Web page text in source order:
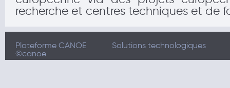
recherche et centres techniques et de
Plateforme CANOE
Solutions technologiques
©canoe